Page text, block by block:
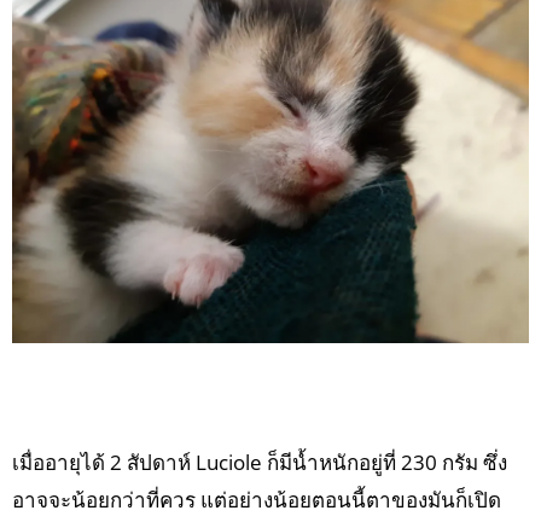
เมื่ออายุได้ 2 สัปดาห์ Luciole ก็มีน้ำหนักอยู่ที่ 230 กรัม ซึ่ง
อาจจะน้อยกว่าที่ควร แต่อย่างน้อยตอนนี้ตาของมันก็เปิด